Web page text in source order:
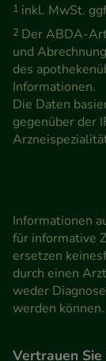
1 inkl. MwSt.
2 Der ABDA-
und
des
Informationen.
Die Daten
gegenüber der
Informationen
für informative
ersetzen
durch einen
weder
werden können.
Vertrauen Sie